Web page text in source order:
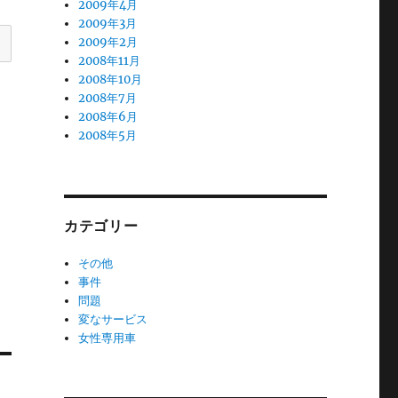
2009年4月
2009年3月
2009年2月
2008年11月
2008年10月
2008年7月
2008年6月
2008年5月
カテゴリー
その他
事件
問題
変なサービス
女性専用車